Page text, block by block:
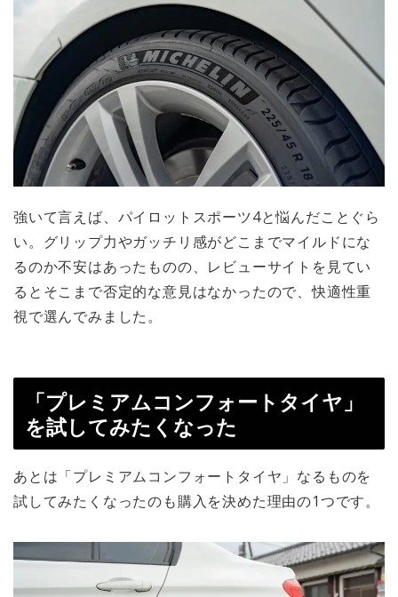
強いて言えば、パイロットスポーツ4と悩んだことぐら
い。グリップ力やガッチリ感がどこまでマイルドにな
るのか不安はあったものの、レビューサイトを見てい
るとそこまで否定的な意見はなかったので、快適性重
視で選んでみました。
「プレミアムコンフォートタイヤ」
を試してみたくなった
あとは「プレミアムコンフォートタイヤ」なるものを
試してみたくなったのも購入を決めた理由の1つです。